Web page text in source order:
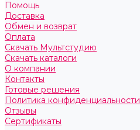
Помощь
Доставка
Обмен и возврат
Оплата
Скачать Мультстудию
Скачать каталоги
О компании
Контакты
Готовые решения
Политика конфиденциальности
Отзывы
Сертификаты